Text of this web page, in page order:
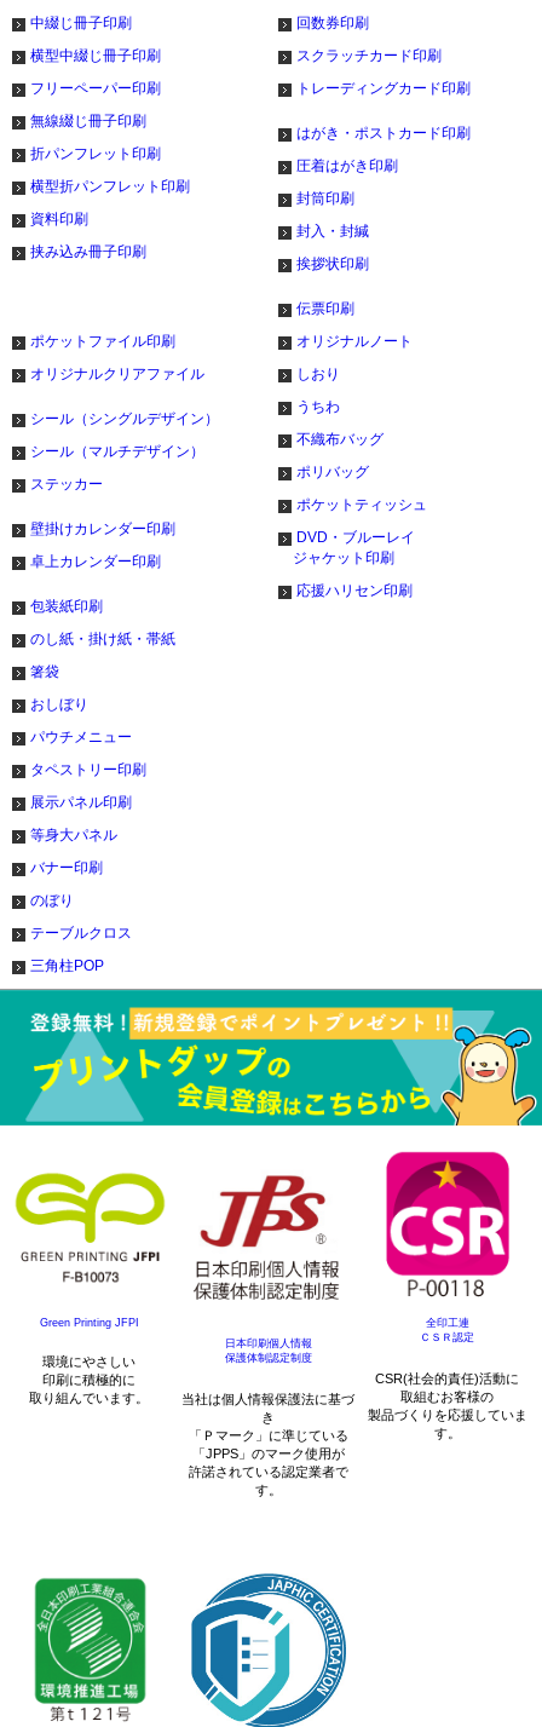
中綴じ冊子印刷
横型中綴じ冊子印刷
フリーペーパー印刷
無線綴じ冊子印刷
折パンフレット印刷
横型折パンフレット印刷
資料印刷
挟み込み冊子印刷
回数券印刷
スクラッチカード印刷
トレーディングカード印刷
はがき・ポストカード印刷
圧着はがき印刷
封筒印刷
封入・封緘
挨拶状印刷
伝票印刷
ポケットファイル印刷
オリジナルクリアファイル
シール（シングルデザイン）
シール（マルチデザイン）
ステッカー
壁掛けカレンダー印刷
卓上カレンダー印刷
包装紙印刷
のし紙・掛け紙・帯紙
箸袋
おしぼり
パウチメニュー
オリジナルノート
しおり
うちわ
不織布バッグ
ポリバッグ
ポケットティッシュ
DVD・ブルーレイ
ジャケット印刷
応援ハリセン印刷
タペストリー印刷
展示パネル印刷
等身大パネル
バナー印刷
のぼり
テーブルクロス
三角柱POP
Green Printing JFPI
環境にやさしい
印刷に積極的に
取り組んでいます。
日本印刷個人情報
保護体制認定制度
当社は個人情報保護法に基づ
き
「Ｐマーク」に準じている
「JPPS」のマーク使用が
許諾されている認定業者で
す。
全印工連
ＣＳＲ認定
CSR(社会的責任)活動に
取組むお客様の
製品づくりを応援していま
す。